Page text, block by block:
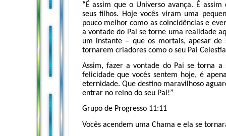
“É assim que o Universo avança. É
seus filhos. Hoje vocês viram uma
pouco melhor como as coincidências e
a vontade do Pai se torne uma realidade
um instante – que os mortais, apesar
tornarem criadores como o seu Pai
Assim, fazer a vontade do Pai se torna
felicidade que vocês sentem hoje, é
eternidade. Que destino maravilhoso
entrar no reino do seu Pai!”
Grupo de Progresso 11:11
Vocês acendem uma Chama e ela se